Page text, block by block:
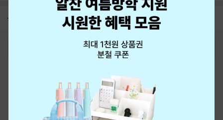
공지 8월 신용카드 무이자할부 안내
최근 본 상품
eBook 1:1문의/채팅상담
예스이십사(주) 사업자 정보
이용약관
개인정보처리방침
청소년보호정책